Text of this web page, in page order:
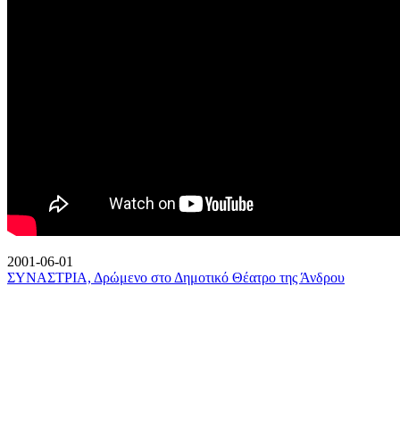
2001-06-01
ΣΥΝΑΣΤΡΙΑ, Δρώμενο στο Δημοτικό Θέατρο της Άνδρου